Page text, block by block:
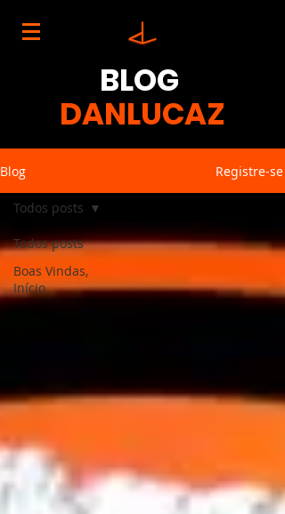
BLOG
DANLUCAZ
Blog Registre-se
Todos posts
Boas Vindas,
Início
Todos posts